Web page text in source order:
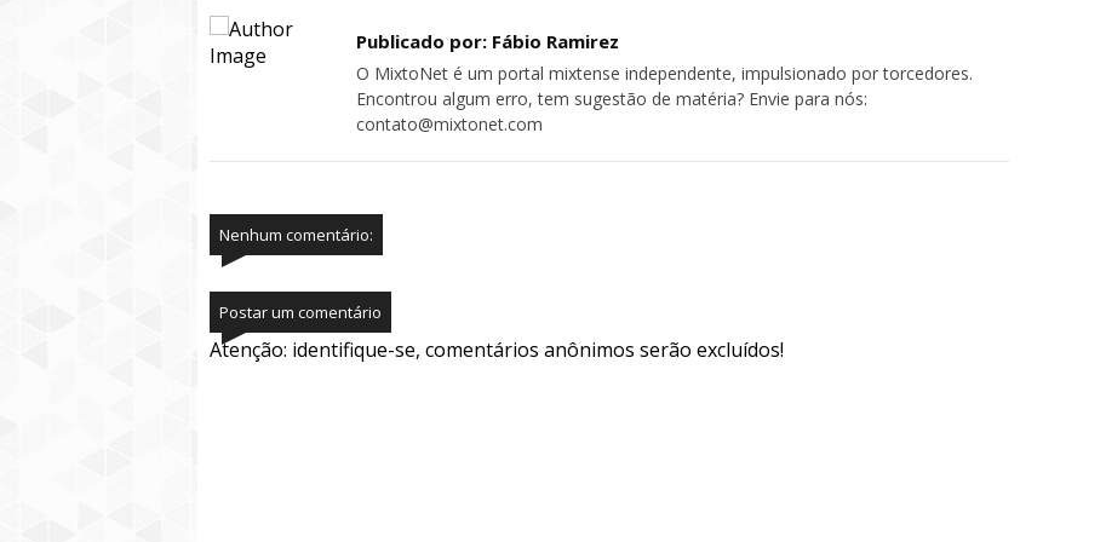
Publicado por: Fábio Ramirez
O MixtoNet é um portal mixtense independente, impulsionado por torcedores.
Encontrou algum erro, tem sugestão de matéria? Envie para nós:
contato@mixtonet.com
Nenhum comentário:
Postar um comentário
Atenção: identifique-se, comentários anônimos serão excluídos!